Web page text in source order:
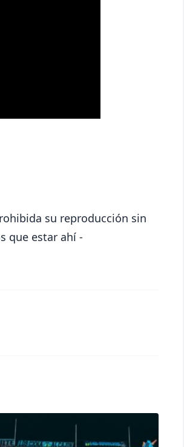
su reproducción sin
que estar ahí -